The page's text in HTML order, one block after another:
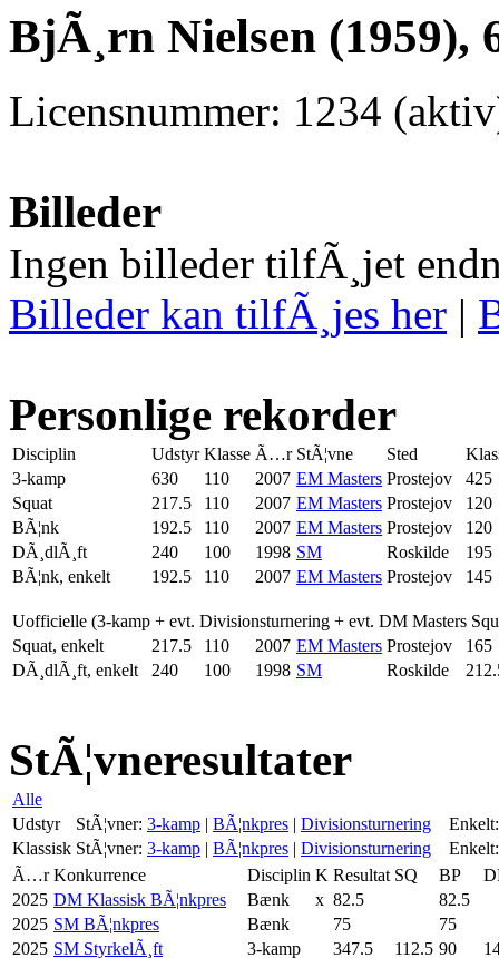
BjÃ¸rn Nielsen (1959),
Licensnummer: 1234
Billeder
Ingen billeder tilfÃ¸jet
Billeder kan tilfÃ¸jes her |
Personlige rekorder
Disciplin Udstyr Klasse Ã…r StÃ¦vne Sted
3-kamp
630 110 2007 EM Masters Prostejov
425
Squat
217.5 110 2007 EM Masters Prostejov
120
BÃ¦nk
192.5 110 2007 EM Masters Prostejov
120
DÃ¸dlÃ¸ft
240 100 1998 SM Roskilde
195
BÃ¦nk, enkelt
192.5 110 2007 EM Masters Prostejov 145
Uofficielle (3-kamp + evt. Divisionsturnering + evt. DM Masters
Squat, enkelt
217.5 110 2007 EM Masters Prostejov
165
DÃ¸dlÃ¸ft, enkelt
240 100 1998 SM Roskilde
StÃ¦vneresultater
Alle
Udstyr
StÃ¦vner: 3-kamp | BÃ¦nkpres | Divisionsturnering
Enkelt:
Klassisk StÃ¦vner: 3-kamp | BÃ¦nkpres | Divisionsturnering
Enkelt:
Ã…r Konkurrence Disciplin K Resultat SQ BP
2025 DM Klassisk BÃ¦nkpres Bænk x 82.5
82.5
2025 SM BÃ¦nkpres Bænk 75
75
2025 SM StyrkelÃ¸ft 3-kamp 347.5 112.5 90